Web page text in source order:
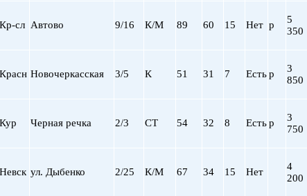
Кр-сл Автово 9/16 К/М 89 60 15 Нет р
5
350
Красн Новочеркасская 3/5 К 51 31 7 Естьр
3
850
Кур Черная речка 2/3 СТ 54 32 8 Естьр
3
750
Невск ул. Дыбенко 2/25 К/М 67 34 15 Нет
4
200